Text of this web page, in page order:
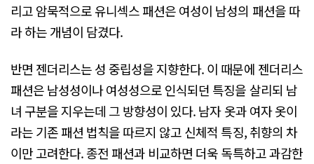
리고 암묵적으로 유니섹스 패션은 여성이 남성의 패션을 따
라 하는 개념이 담겼다.
반면 젠더리스는 성 중립성을 지향한다. 이 때문에 젠더리스
패션은 남성성이나 여성성으로 인식되던 특징을 살리되 남
녀 구분을 지우는데 그 방향성이 있다. 남자 옷과 여자 옷이
라는 기존 패션 법칙을 따르지 않고 신체적 특징, 취향의 차
이만 고려한다. 종전 패션과 비교하면 더욱 독특하고 과감한